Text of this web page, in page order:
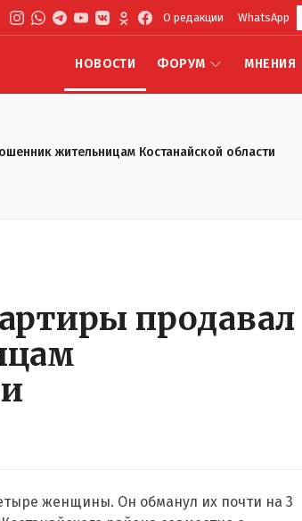
О редакции WhatsApp
НОВОСТИ ФОРУМ МНЕНИЯ
жительницам Костанайской области
продавал
женщины. Он обманул их почти на 3